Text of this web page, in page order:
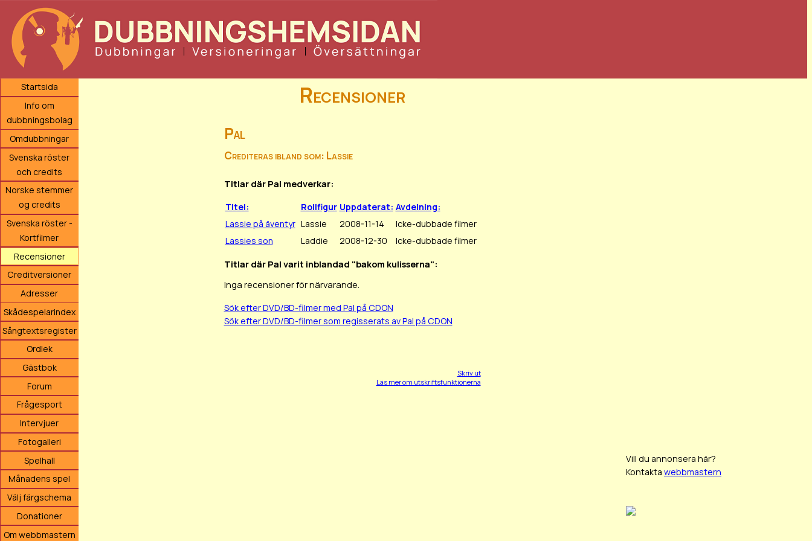
Startsida
Info om
dubbningsbolag
Omdubbningar
Svenska röster
och credits
Norske stemmer
og credits
Svenska röster -
Kortfilmer
Recensioner
Creditversioner
Adresser
Skådespelarindex
Sångtextsregister
Ordlek
Gästbok
Forum
Frågesport
Intervjuer
Fotogalleri
Spelhall
Månadens spel
Välj färgschema
Donationer
Om webbmastern
Recensioner
Pal
Crediteras ibland som: Lassie
Titlar där Pal medverkar:
Titel: Rollfigur Uppdaterat: Avdelning:
Lassie på äventyr Lassie 2008-11-14
Icke-dubbade filmer
Lassies son
Laddie 2008-12-30 Icke-dubbade filmer
Titlar där Pal varit inblandad "bakom kulisserna":
Inga recensioner för närvarande.
Sök efter DVD/BD-filmer med Pal på CDON
Sök efter DVD/BD-filmer som regisserats av Pal på CDON
Skriv ut
Läs mer om utskriftsfunktionerna
Vill du annonsera här?
Kontakta webbmastern